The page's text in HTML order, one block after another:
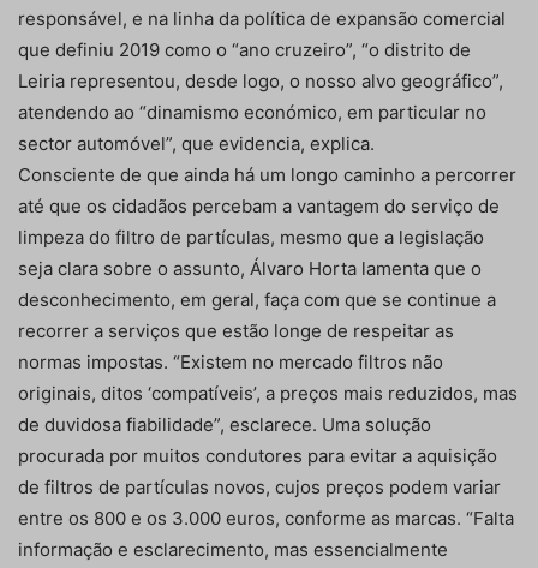
responsável, e na linha da política de expansão comercial
que definiu 2019 como o “ano cruzeiro”, “o distrito de
Leiria representou, desde logo, o nosso alvo geográfico”,
atendendo ao “dinamismo económico, em particular no
sector automóvel”, que evidencia, explica.
Consciente de que ainda há um longo caminho a percorrer
até que os cidadãos percebam a vantagem do serviço de
limpeza do filtro de partículas, mesmo que a legislação
seja clara sobre o assunto, Álvaro Horta lamenta que o
desconhecimento, em geral, faça com que se continue a
recorrer a serviços que estão longe de respeitar as
normas impostas. “Existem no mercado filtros não
originais, ditos ‘compatíveis’, a preços mais reduzidos, mas
de duvidosa fiabilidade”, esclarece. Uma solução
procurada por muitos condutores para evitar a aquisição
de filtros de partículas novos, cujos preços podem variar
entre os 800 e os 3.000 euros, conforme as marcas. “Falta
informação e esclarecimento, mas essencialmente